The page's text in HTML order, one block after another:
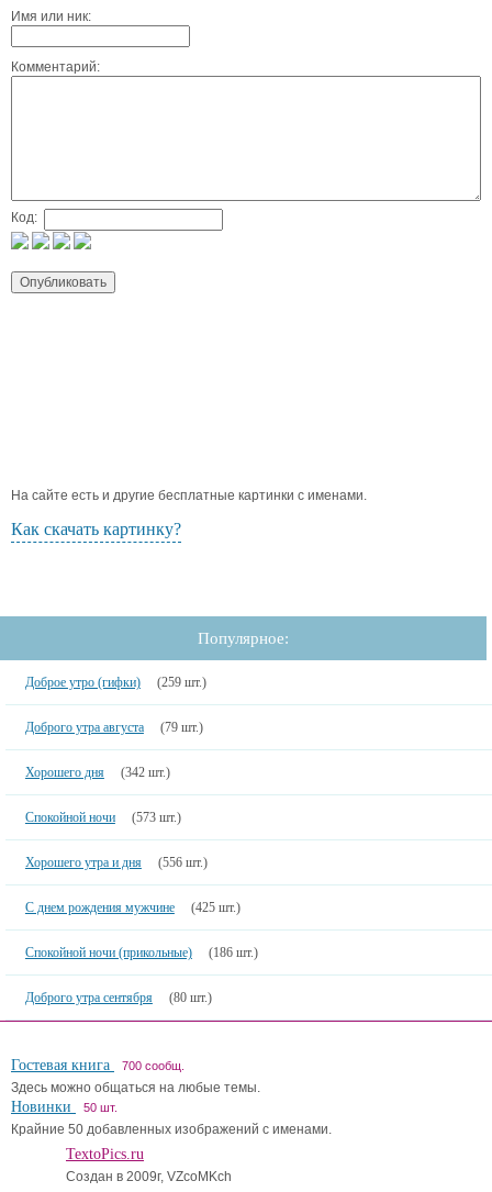
Имя или ник:
Комментарий:
Код:
На сайте есть и другие бесплатные картинки с именами.
Как скачать картинку?
Популярное:
Доброе утро (гифки) (259 шт.)
Доброго утра августа (79 шт.)
Хорошего дня (342 шт.)
Спокойной ночи (573 шт.)
Хорошего утра и дня (556 шт.)
С днем рождения мужчине (425 шт.)
Спокойной ночи (прикольные) (186 шт.)
Доброго утра сентября (80 шт.)
Гостевая книга 700 сообщ.
Здесь можно общаться на любые темы.
Новинки 50 шт.
Крайние 50 добавленных изображений с именами.
TextoPics.ru
Создан в 2009г, VZcoMKch